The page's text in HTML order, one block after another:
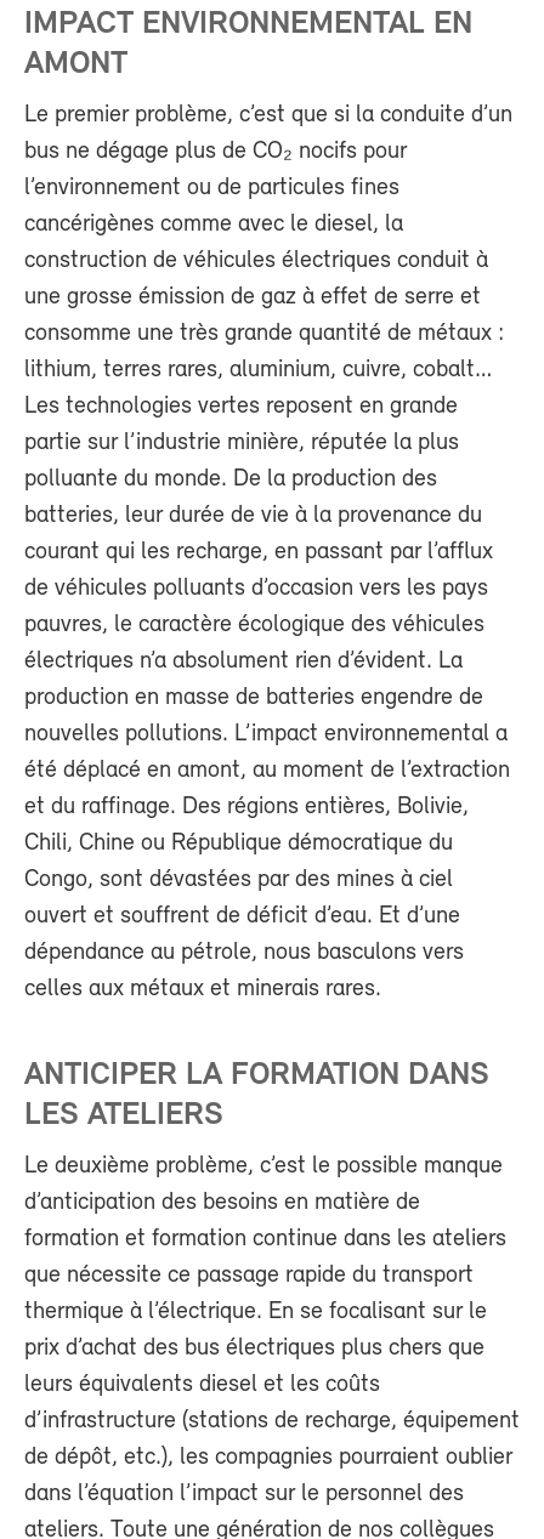
IMPACT ENVIRONNEMENTAL EN
AMONT
Le premier problème, c’est que si la conduite d’un
bus ne dégage plus de CO₂ nocifs pour
l’environnement ou de particules fines
cancérigènes comme avec le diesel, la
construction de véhicules électriques conduit à
une grosse émission de gaz à effet de serre et
consomme une très grande quantité de métaux :
lithium, terres rares, aluminium, cuivre, cobalt…
Les technologies vertes reposent en grande
partie sur l’industrie minière, réputée la plus
polluante du monde. De la production des
batteries, leur durée de vie à la provenance du
courant qui les recharge, en passant par l’afflux
de véhicules polluants d’occasion vers les pays
pauvres, le caractère écologique des véhicules
électriques n’a absolument rien d’évident. La
production en masse de batteries engendre de
nouvelles pollutions. L’impact environnemental a
été déplacé en amont, au moment de l’extraction
et du raffinage. Des régions entières, Bolivie,
Chili, Chine ou République démocratique du
Congo, sont dévastées par des mines à ciel
ouvert et souffrent de déficit d’eau. Et d’une
dépendance au pétrole, nous basculons vers
celles aux métaux et minerais rares.
ANTICIPER LA FORMATION DANS
LES ATELIERS
Le deuxième problème, c’est le possible manque
d’anticipation des besoins en matière de
formation et formation continue dans les ateliers
que nécessite ce passage rapide du transport
thermique à l’électrique. En se focalisant sur le
prix d’achat des bus électriques plus chers que
leurs équivalents diesel et les coûts
d’infrastructure (stations de recharge, équipement
de dépôt, etc.), les compagnies pourraient oublier
dans l’équation l’impact sur le personnel des
ateliers. Toute une génération de nos collègues